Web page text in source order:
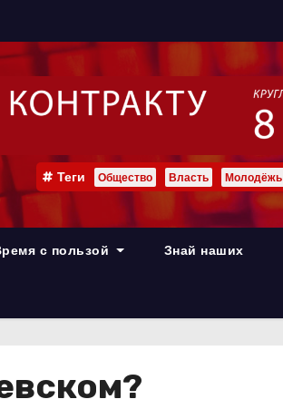
Теги Общество Власть Молодёжь
с пользой Знай наших